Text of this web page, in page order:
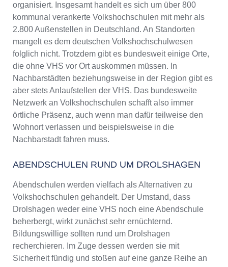
organisiert. Insgesamt handelt es sich um über 800
kommunal verankerte Volkshochschulen mit mehr als
2.800 Außenstellen in Deutschland. An Standorten
mangelt es dem deutschen Volkshochschulwesen
folglich nicht. Trotzdem gibt es bundesweit einige Orte,
die ohne VHS vor Ort auskommen müssen. In
Nachbarstädten beziehungsweise in der Region gibt es
aber stets Anlaufstellen der VHS. Das bundesweite
Netzwerk an Volkshochschulen schafft also immer
örtliche Präsenz, auch wenn man dafür teilweise den
Wohnort verlassen und beispielsweise in die
Nachbarstadt fahren muss.
ABENDSCHULEN RUND UM DROLSHAGEN
Abendschulen werden vielfach als Alternativen zu
Volkshochschulen gehandelt. Der Umstand, dass
Drolshagen weder eine VHS noch eine Abendschule
beherbergt, wirkt zunächst sehr ernüchternd.
Bildungswillige sollten rund um Drolshagen
recherchieren. Im Zuge dessen werden sie mit
Sicherheit fündig und stoßen auf eine ganze Reihe an